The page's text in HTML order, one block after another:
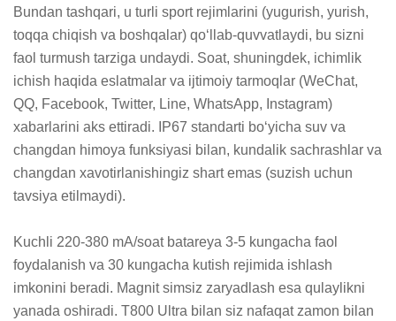
Bundan tashqari, u turli sport rejimlarini (yugurish, yurish,
toqqa chiqish va boshqalar) qo‘llab-quvvatlaydi, bu sizni
faol turmush tarziga undaydi. Soat, shuningdek, ichimlik
ichish haqida eslatmalar va ijtimoiy tarmoqlar (WeChat,
QQ, Facebook, Twitter, Line, WhatsApp, Instagram)
xabarlarini aks ettiradi. IP67 standarti bo‘yicha suv va
changdan himoya funksiyasi bilan, kundalik sachrashlar va
changdan xavotirlanishingiz shart emas (suzish uchun
tavsiya etilmaydi).
Kuchli 220-380 mA/soat batareya 3-5 kungacha faol
foydalanish va 30 kungacha kutish rejimida ishlash
imkonini beradi. Magnit simsiz zaryadlash esa qulaylikni
yanada oshiradi. T800 Ultra bilan siz nafaqat zamon bilan